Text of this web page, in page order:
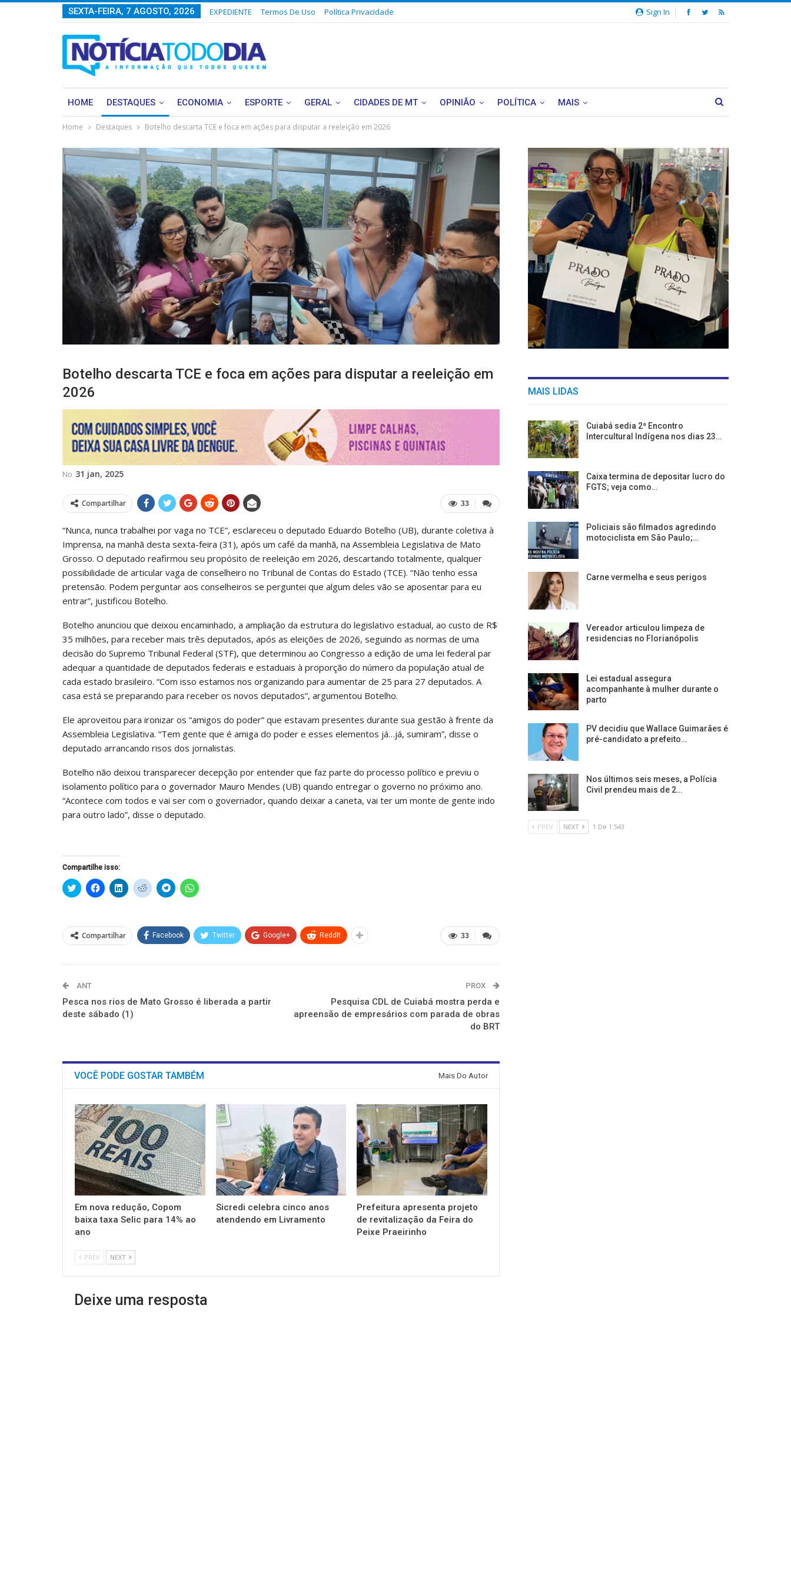
Sign In
SEXTA-FEIRA, 7 AGOSTO, 2026 EXPEDIENTE Termos De Uso Política Privacidade
HOME DESTAQUES ECONOMIA ESPORTE GERAL CIDADES DE MT OPINIÃO POLÍTICA MAIS
Home Destaques Botelho descarta TCE e foca em ações para disputar a reeleição em 2026
Botelho descarta TCE e foca em ações para disputar a reeleição em
2026
No 31 jan, 2025
33
Compartilhar
“Nunca, nunca trabalhei por vaga no TCE”, esclareceu o deputado Eduardo Botelho (UB), durante coletiva à
Imprensa, na manhã desta sexta-feira (31), após um café da manhã, na Assembleia Legislativa de Mato
Grosso. O deputado reafirmou seu propósito de reeleição em 2026, descartando totalmente, qualquer
possibilidade de articular vaga de conselheiro no Tribunal de Contas do Estado (TCE). “Não tenho essa
pretensão. Podem perguntar aos conselheiros se perguntei que algum deles vão se aposentar para eu
entrar”, justificou Botelho.
Botelho anunciou que deixou encaminhado, a ampliação da estrutura do legislativo estadual, ao custo de R$
35 milhões, para receber mais três deputados, após as eleições de 2026, seguindo as normas de uma
decisão do Supremo Tribunal Federal (STF), que determinou ao Congresso a edição de uma lei federal par
adequar a quantidade de deputados federais e estaduais à proporção do número da população atual de
cada estado brasileiro. “Com isso estamos nos organizando para aumentar de 25 para 27 deputados. A
casa está se preparando para receber os novos deputados”, argumentou Botelho.
Ele aproveitou para ironizar os “amigos do poder” que estavam presentes durante sua gestão à frente da
Assembleia Legislativa. “Tem gente que é amiga do poder e esses elementos já…já, sumiram”, disse o
deputado arrancando risos dos jornalistas.
Botelho não deixou transparecer decepção por entender que faz parte do processo político e previu o
isolamento político para o governador Mauro Mendes (UB) quando entregar o governo no próximo ano.
“Acontece com todos e vai ser com o governador, quando deixar a caneta, vai ter um monte de gente indo
para outro lado”, disse o deputado.
Compartilhe isso:
Clique
para
em
nova
janela)
Clique
para
em
nova
janela)
Clique
para
em
nova
janela)
Clique
para
em
nova
janela)
Clique
para
em
nova
janela)
Clique
para
em
nova
janela) 33
Compartilhar Facebook Twitter Google+ ReddIt
ANT
Pesca nos rios de Mato Grosso é liberada a partir
deste sábado (1)
PROX
Pesquisa CDL de Cuiabá mostra perda e
apreensão de empresários com parada de obras
do BRT
VOCÊ PODE GOSTAR TAMBÉM Mais Do Autor
Em nova redução, Copom
baixa taxa Selic para 14% ao
ano
Sicredi celebra cinco anos
atendendo em Livramento
Prefeitura apresenta projeto
de revitalização da Feira do
Peixe Praeirinho
PREV NEXT
Deixe uma resposta
MAIS LIDAS
Cuiabá sedia 2ª Encontro
Intercultural Indígena nos dias 23…
Caixa termina de depositar lucro do
FGTS; veja como…
Policiais são filmados agredindo
motociclista em São Paulo;…
Carne vermelha e seus perigos
Vereador articulou limpeza de
residencias no Florianópolis
Lei estadual assegura
acompanhante à mulher durante o
parto
PV decidiu que Wallace Guimarães é
pré-candidato a prefeito…
Nos últimos seis meses, a Polícia
Civil prendeu mais de 2…
PREV NEXT 1 De 1.543